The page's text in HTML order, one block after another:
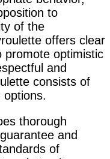
to
of the
offers clear
promote optimistic
and
consists of
options.
thorough
and
of